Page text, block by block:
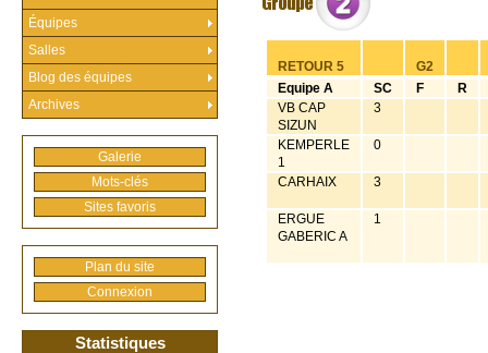
RETOUR 5
G2
Equipe A
SC F
R
VB CAP
SIZUN
3
KEMPERLE
1
0
CARHAIX 3
ERGUE
GABERIC A
1
Équipes
Salles
Blog des équipes
Archives
Galerie
Mots-clés
Sites favoris
Plan du site
Connexion
Statistiques